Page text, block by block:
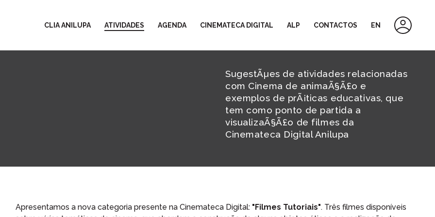
CLIA ANILUPA ATIVIDADES AGENDA CINEMATECA DIGITAL ALP CONTACTOS EN
SugestÃµes de atividades relacionadas
com Cinema de animaÃ§Ã£o e
exemplos de prÃ¡ticas educativas, que
tem como ponto de partida a
visualizaÃ§Ã£o de filmes da
Cinemateca Digital Anilupa
Apresentamos a nova categoria presente na Cinemateca Digital: "Filmes Tutoriais". Três filmes disponíveis